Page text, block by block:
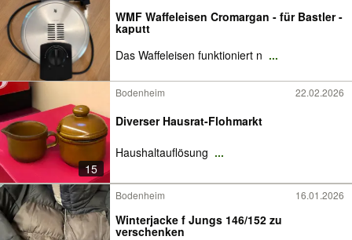
WMF Waffeleisen Cromargan - für Bastler -
kaputt
Das Waffeleisen funktioniert n ...
15
Bodenheim 22.02.2026
Diverser Hausrat-Flohmarkt
Haushaltauflösung ...
Bodenheim 16.01.2026
Winterjacke f Jungs 146/152 zu
verschenken